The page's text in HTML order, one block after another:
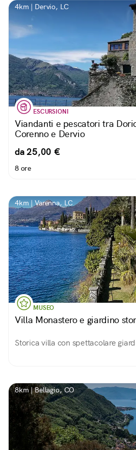
4km | Dervio, LC
ESCURSIONI
Viandanti e pescatori tra
Corenno e Dervio
da 25,00 €
8 ore
4km | Varenna, LC
MUSEO
Villa Monastero e giardino
Storica villa con spettacolare
8km | Bellagio, CO